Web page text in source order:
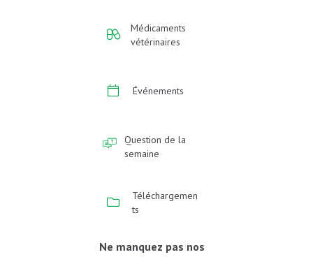
Médicaments
vétérinaires
Événements
Question de la
semaine
Téléchargemen
ts
Ne manquez pas nos